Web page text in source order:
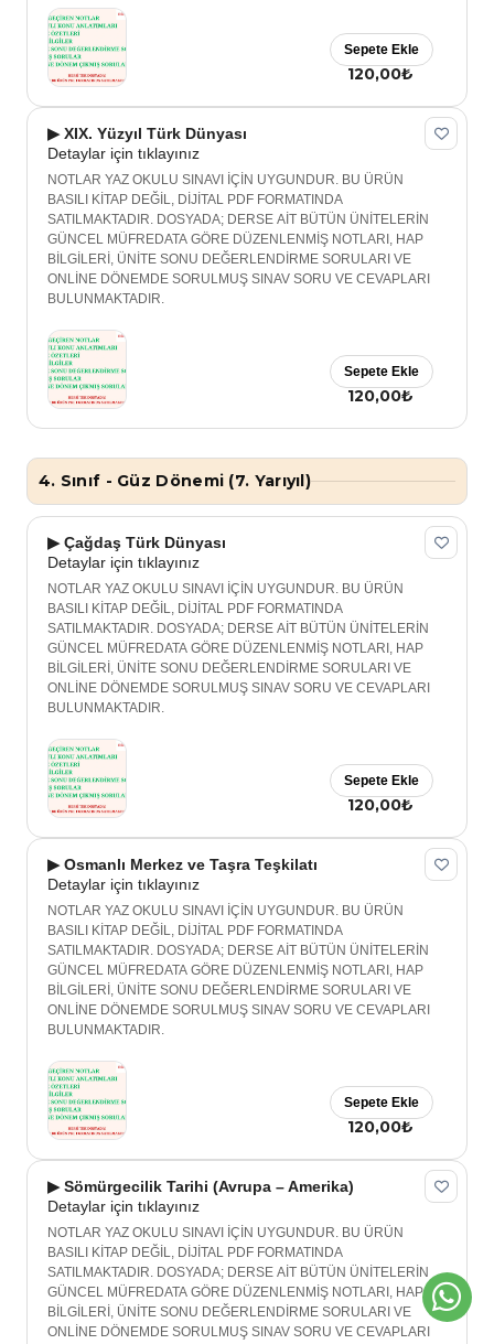
120,00₺
Sepete Ekle
▶ XIX. Yüzyıl Türk Dünyası
Detaylar için tıklayınız
NOTLAR YAZ OKULU SINAVI İÇİN UYGUNDUR. BU ÜRÜN
BASILI KİTAP DEĞİL, DİJİTAL PDF FORMATINDA
SATILMAKTADIR. DOSYADA; DERSE AİT BÜTÜN ÜNİTELERİN
GÜNCEL MÜFREDATA GÖRE DÜZENLENMİŞ NOTLARI, HAP
BİLGİLERİ, ÜNİTE SONU DEĞERLENDİRME SORULARI VE
ONLİNE DÖNEMDE SORULMUŞ SINAV SORU VE CEVAPLARI
BULUNMAKTADIR.
120,00₺
Sepete Ekle
4. Sınıf - Güz Dönemi (7. Yarıyıl)
▶ Çağdaş Türk Dünyası
Detaylar için tıklayınız
NOTLAR YAZ OKULU SINAVI İÇİN UYGUNDUR. BU ÜRÜN
BASILI KİTAP DEĞİL, DİJİTAL PDF FORMATINDA
SATILMAKTADIR. DOSYADA; DERSE AİT BÜTÜN ÜNİTELERİN
GÜNCEL MÜFREDATA GÖRE DÜZENLENMİŞ NOTLARI, HAP
BİLGİLERİ, ÜNİTE SONU DEĞERLENDİRME SORULARI VE
ONLİNE DÖNEMDE SORULMUŞ SINAV SORU VE CEVAPLARI
BULUNMAKTADIR.
120,00₺
Sepete Ekle
▶ Osmanlı Merkez ve Taşra Teşkilatı
Detaylar için tıklayınız
NOTLAR YAZ OKULU SINAVI İÇİN UYGUNDUR. BU ÜRÜN
BASILI KİTAP DEĞİL, DİJİTAL PDF FORMATINDA
SATILMAKTADIR. DOSYADA; DERSE AİT BÜTÜN ÜNİTELERİN
GÜNCEL MÜFREDATA GÖRE DÜZENLENMİŞ NOTLARI, HAP
BİLGİLERİ, ÜNİTE SONU DEĞERLENDİRME SORULARI VE
ONLİNE DÖNEMDE SORULMUŞ SINAV SORU VE CEVAPLARI
BULUNMAKTADIR.
120,00₺
Sepete Ekle
▶ Sömürgecilik Tarihi (Avrupa – Amerika)
Detaylar için tıklayınız
NOTLAR YAZ OKULU SINAVI İÇİN UYGUNDUR. BU ÜRÜN
BASILI KİTAP DEĞİL, DİJİTAL PDF FORMATINDA
SATILMAKTADIR. DOSYADA; DERSE AİT BÜTÜN ÜNİTELERİN
GÜNCEL MÜFREDATA GÖRE DÜZENLENMİŞ NOTLARI, HAP
BİLGİLERİ, ÜNİTE SONU DEĞERLENDİRME SORULARI VE
ONLİNE DÖNEMDE SORULMUŞ SINAV SORU VE CEVAPLARI